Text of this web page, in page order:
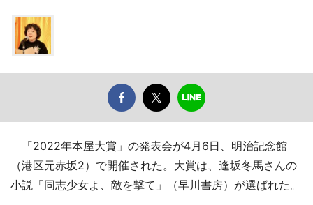
「2022年本屋大賞」の発表会が4月6日、明治記念館
（港区元赤坂2）で開催された。大賞は、逢坂冬馬さんの
小説「同志少女よ、敵を撃て」（早川書房）が選ばれた。